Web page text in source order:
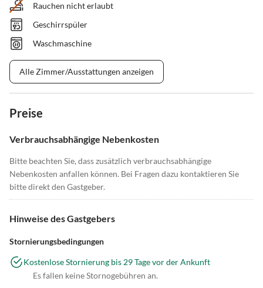
Rauchen nicht erlaubt
Geschirrspüler
Waschmaschine
Alle Zimmer/Ausstattungen anzeigen
Preise
Verbrauchsabhängige Nebenkosten
Bitte beachten Sie, dass zusätzlich verbrauchsabhängige
Nebenkosten anfallen können. Bei Fragen dazu kontaktieren Sie
bitte direkt den Gastgeber.
Hinweise des Gastgebers
Stornierungsbedingungen
Kostenlose Stornierung bis 29 Tage vor der Ankunft
Es fallen keine Stornogebühren an.